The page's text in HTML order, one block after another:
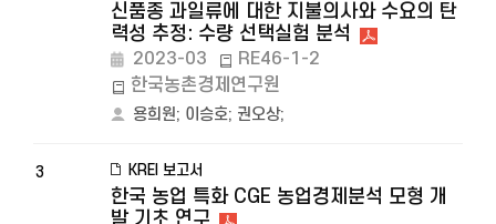
신품종 과일류에 대한 지불의사와 수요의 탄
력성 추정: 수량 선택실험 분석
2023-03
RE46-1-2
한국농촌경제연구원
용희원; 이승호; 권오상;
3 KREI 보고서
한국 농업 특화 CGE 농업경제분석 모형 개
발 기초 연구